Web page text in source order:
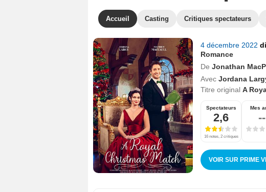
Accueil Casting Critiques spectateurs
4 décembre 2022
Romance
De Jonathan
Avec Jordana
Titre original A
Spectateurs
2,6
16 notes, 2 critiques
Mes
--
VOIR SUR PRIME